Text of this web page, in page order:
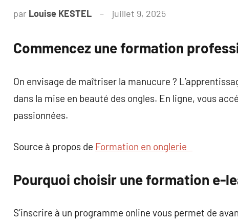
par Louise KESTEL juillet 9, 2025
Commencez une formation
On envisage de maîtriser la manucure ?
dans la mise en beauté des ongles. En ligne, vous
passionnées.
Source à propos de Formation en onglerie
Pourquoi choisir une formation e-
S’inscrire à un programme online vous permet de